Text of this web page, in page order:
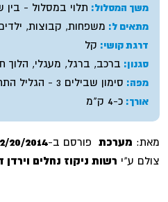
משך המסלול: תלוי במסלול -
מתאים ל: משפחות, קבוצות,
דרגת קושי: קל
סגנון: ברכב, ברגל, מעגלי, הלוך
מפה: סימון שבילים 3 - הגליל התחתון
אורך: כ-4 ק"מ
מאת: מערכת פורסם ב-2/20/2014
צולם ע"י רשות ניקוז נחלים וירדן